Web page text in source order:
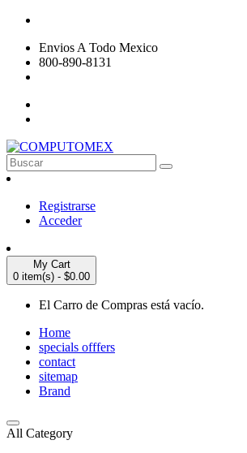
Envios A Todo Mexico
800-890-8131
Registrarse
Acceder
My Cart
0 item(s) - $0.00
El Carro de Compras está vacío.
Home
specials offfers
contact
sitemap
Brand
All Category